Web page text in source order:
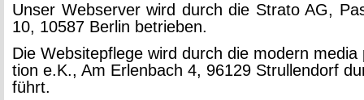
Unser Web­ser­ver wird durch die Stra­to AG,
10, 10587 Ber­lin be­trie­ben.
Die Web­site­pfle­ge wird durch die mo­dern
tion e.K., Am Er­len­bach 4, 96129 Strul­len­dorf
führt.